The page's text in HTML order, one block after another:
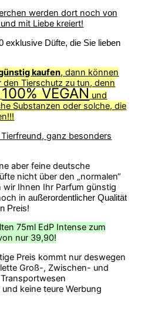
werden dort nochvon
mit Liebe kreiert!
exklusive Düfte, die Sie lieben
kaufen, dann können
den Tierschutz zu tun, denn
100% VEGAN und
Substanzen oder solche, die
ganz besonders
aber feine deutsche
nicht über den „normalen“
Ihnen Ihr Parfum günstig
inaußerordentlicher Qualität
Preis!
75ml EdP Intense zum
nur 39,90!
Preis kommt nur deswegen
Groß-, Zwischen- und
keine teure Werbung